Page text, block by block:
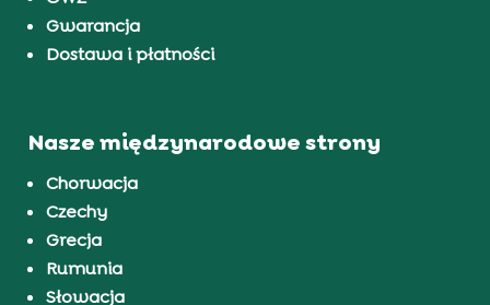
Gwarancja
Dostawa i płatności
Nasze międzynarodowe strony
Chorwacja
Czechy
Grecja
Rumunia
Słowacja